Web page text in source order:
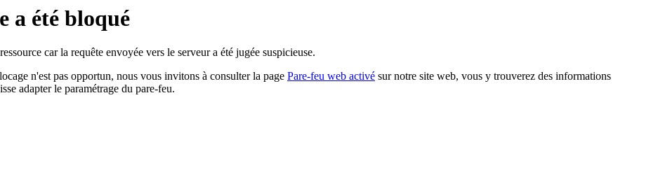
a été bloqué
car la requête envoyée vers le serveur a été jugée suspicieuse.
n'est pas opportun, nous vous invitons à consulter la page Pare-feu web activé sur notre site web, vous y trouverez des informations
adapter le paramétrage du pare-feu.